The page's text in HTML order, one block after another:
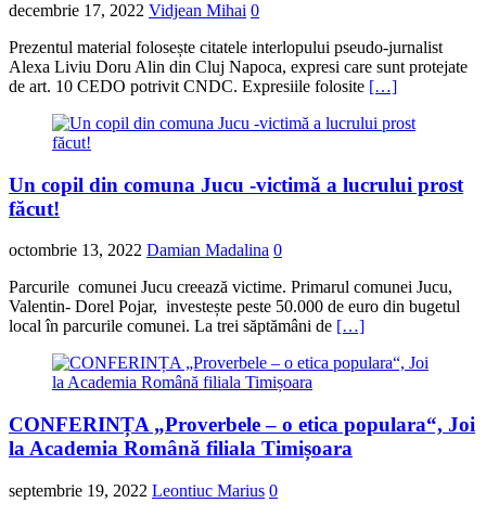
decembrie 17, 2022 Vidjean Mihai 0
Prezentul material folosește citatele interlopului pseudo-jurnalist
Alexa Liviu Doru Alin din Cluj Napoca, expresi care sunt protejate
de art. 10 CEDO potrivit CNDC. Expresiile folosite […]
Un copil din comuna Jucu -victimă a lucrului prost
făcut!
octombrie 13, 2022 Damian Madalina 0
Parcurile comunei Jucu creează victime. Primarul comunei Jucu,
Valentin- Dorel Pojar, investește peste 50.000 de euro din bugetul
local în parcurile comunei. La trei săptămâni de […]
CONFERINȚA „Proverbele – o etica populara“, Joi
la Academia Română filiala Timișoara
septembrie 19, 2022 Leontiuc Marius 0